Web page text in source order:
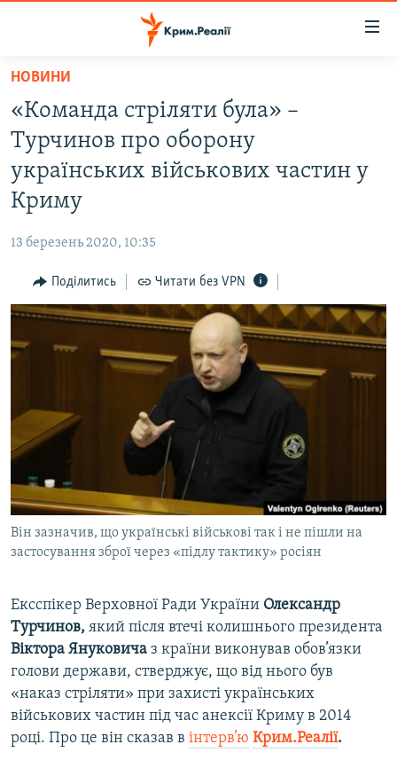
Перейти
основного
матеріалу
Перейти
до
основної
Перейти
пошуку
ВОДА.КРИМ
ВІДЕО ТА ФОТО
ПОЛІТИКА
ПОГЛЯД
ІНТЕРВ'Ю
ВСЕ ЗА ДЕНЬ
СПЕЦПРОЕКТИ
ВІДЕОУРОКИ «ELIFBE»
СВІДЧЕННЯ ОКУПАЦІЇ
УКРАЇНСЬКА ПРОБЛЕМА КРИМУ
ІНФОГРАФІКА
ЯК ОБІЙТИ БЛОКУВАННЯ
Русский
Qırımtatar
ДОЛУЧАЙСЯ!
НОВИНИ
«Команда стріляти була» –
Турчинов про оборону
українських військових частин у
Криму
13 березень 2020, 10:35
Поділитись Читати без VPN
Він зазначив, що українські військові так і не пішли на
застосування зброї через «підлу тактику» росіян
Ексспікер Верховної Ради України Олександр
Турчинов, який після втечі колишнього президента
Віктора Януковича з країни виконував обов’язки
голови держави, стверджує, що від нього був
«наказ стріляти» при захисті українських
військових частин під час анексії Криму в 2014
році. Про це він сказав в інтерв’ю Крим.Реалії.